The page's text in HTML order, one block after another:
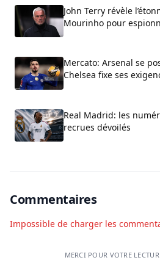
John Terry révèle
Mourinho pour
Mercato: Arsenal se
Chelsea fixe ses
Real Madrid: les
recrues dévoilés
Commentaires
Impossible de charger les
MERCI POUR VOTRE